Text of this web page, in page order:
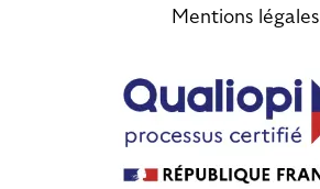
Mentions légales